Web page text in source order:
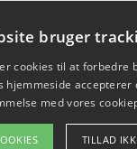
der egner sig
bruger
cookies til at forbedre
hjemmeside accepterer
med vores
TILLAD